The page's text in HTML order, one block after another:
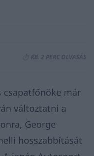
⏱️ KB. 2 PERC OLVASÁS
csapatfőnöke már
változtatni a
George
hosszabbítását